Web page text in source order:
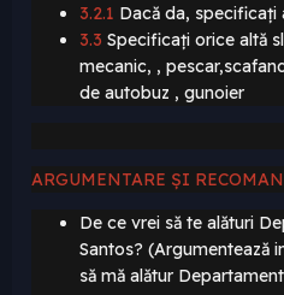
3.2.1 Dacă da, specificați
3.3 Specificați orice altă
mecanic, ,
de autobuz , gunoier
ARGUMENTARE ȘI
De ce vrei să te alături
Santos? (Argumentează
să mă alătur